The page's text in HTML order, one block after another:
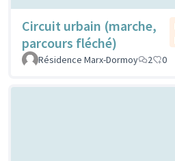
Circuit urbain (marche,
parcours fléché)
Résidence Marx-Dormoy
2 0